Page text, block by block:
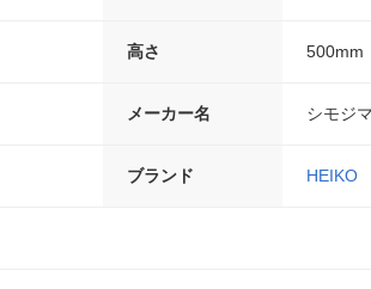
高さ 500mm
メーカー名 シモジマ
ブランド HEIKO